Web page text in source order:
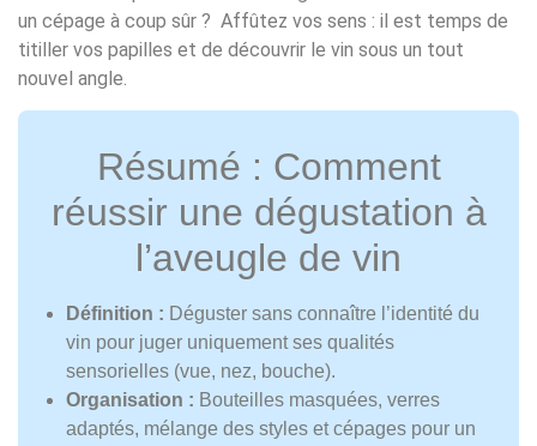
un cépage à coup sûr ? Affûtez vos sens : il est temps de
titiller vos papilles et de découvrir le vin sous un tout
nouvel angle.
Résumé : Comment
réussir une dégustation à
l’aveugle de vin
Définition : Déguster sans connaître l’identité du
vin pour juger uniquement ses qualités
sensorielles (vue, nez, bouche).
Organisation : Bouteilles masquées, verres
adaptés, mélange des styles et cépages pour un